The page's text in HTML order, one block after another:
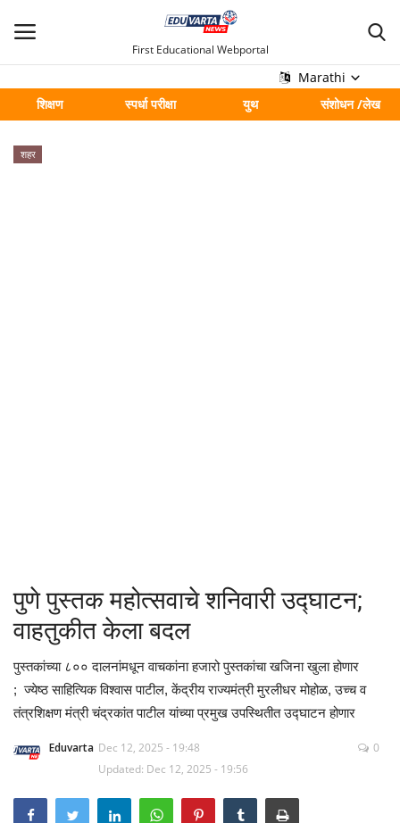
First Educational Webportal
Marathi
शिक्षण
स्पर्धा परीक्षा युथ संशोधन /लेख
मुख्य
Contact
गॅलरी
Language
शहर
पुणे पुस्तक महोत्सवाचे शनिवारी उद्घाटन;
वाहतुकीत केला बदल
पुस्तकांच्या ८०० दालनांमधून वाचकांना हजारो पुस्तकांचा खजिना खुला होणार
; ज्येष्ठ साहित्यिक विश्वास पाटील, केंद्रीय राज्यमंत्री मुरलीधर मोहोळ, उच्च व
तंत्रशिक्षण मंत्री चंद्रकांत पाटील यांच्या प्रमुख उपस्थितीत उद्घाटन होणार
Eduvarta Dec 12, 2025 - 19:48
Updated: Dec 12, 2025 - 19:56
0